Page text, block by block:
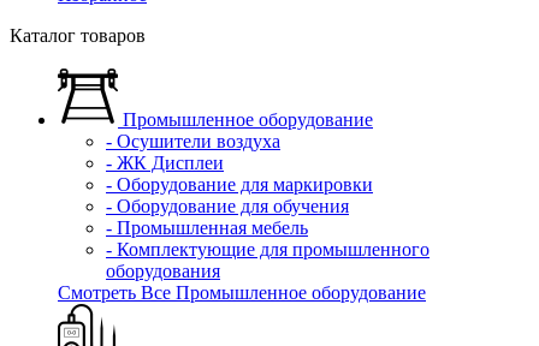
Каталог товаров
Промышленное оборудование
- Осушители воздуха
- ЖК Дисплеи
- Оборудование для маркировки
- Оборудование для обучения
- Промышленная мебель
- Комплектующие для промышленного
оборудования
Смотреть Все Промышленное оборудование